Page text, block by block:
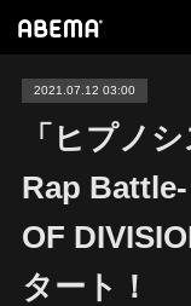
2021.07.12 03:00
「ヒプノ
Rap
OF
タート！